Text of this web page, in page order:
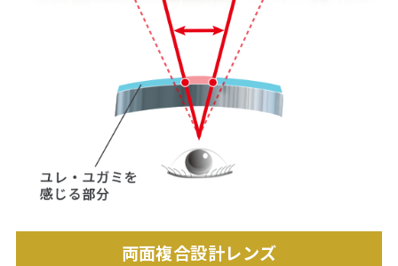
両面複合設計レンズ